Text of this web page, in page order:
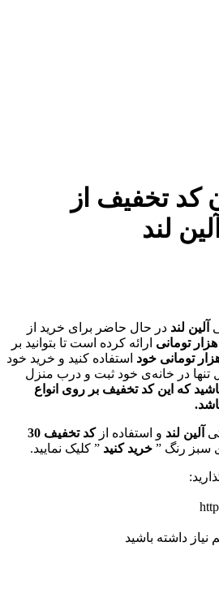
کد تخفیف از
لند
آلین لند در حال حاضر برای خرید از
ارائه کرده است تا بتوانید بر
استفاده کنید و خرید خود
تنها در خانه‌ی خود ثبت و درب منزل
که این کد تخفیف بر روی انواع
آلین لند و استفاده از
کد تخفیف 30
سبز رنگ ” خرید کنید ” کلیک نمایید.
داشته باشید